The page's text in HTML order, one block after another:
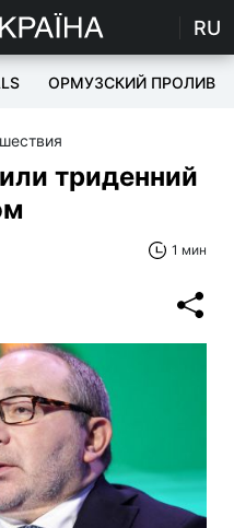
RU
ОРМУЗСКИЙ ПРОЛИВ
триденний
1 мин